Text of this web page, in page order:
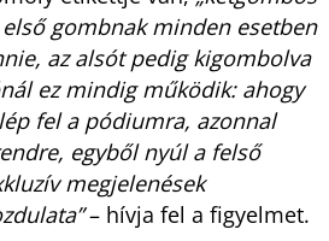
gombnak minden esetben
az alsót pedig kigombolva
ez mindig működik: ahogy
fel a pódiumra, azonnal
egyből nyúl a felső
megjelenések
– hívja fel a figyelmet.